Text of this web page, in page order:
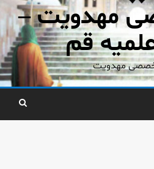
مهدویت –
قم
مهدویت